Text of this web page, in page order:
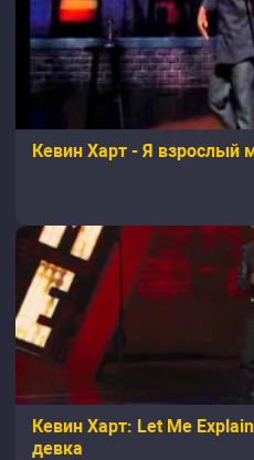
Кевин Харт - Я взрослый
Кевин Харт: Let Me
девка